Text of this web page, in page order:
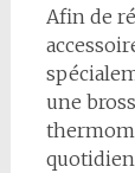
Afin de
une